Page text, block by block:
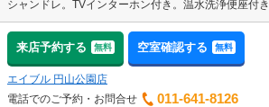
来店予約する 無料 空室確認する 無料
エイブル 円山公園店
電話でのご予約・お問合せ
011-641-8126